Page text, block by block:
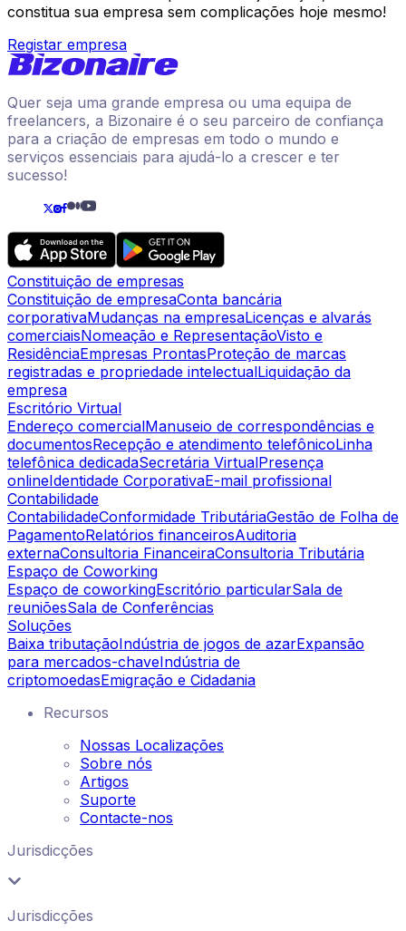
constitua sua empresa sem complicações hoje mesmo!
Registar empresa
Quer seja uma grande empresa ou uma equipa de
freelancers, a Bizonaire é o seu parceiro de confiança
para a criação de empresas em todo o mundo e
serviços essenciais para ajudá-lo a crescer e ter
sucesso!
Constituição de empresas
Constituição de empresaConta bancária
corporativaMudanças na empresaLicenças e alvarás
comerciaisNomeação e RepresentaçãoVisto e
ResidênciaEmpresas ProntasProteção de marcas
registradas e propriedade intelectualLiquidação da
empresa
Escritório Virtual
Endereço comercialManuseio de correspondências e
documentosRecepção e atendimento telefônicoLinha
telefônica dedicadaSecretária VirtualPresença
onlineIdentidade CorporativaE-mail profissional
Contabilidade
ContabilidadeConformidade TributáriaGestão de Folha de
PagamentoRelatórios financeirosAuditoria
externaConsultoria FinanceiraConsultoria Tributária
Espaço de Coworking
Espaço de coworkingEscritório particularSala de
reuniõesSala de Conferências
Soluções
Baixa tributaçãoIndústria de jogos de azarExpansão
para mercados-chaveIndústria de
criptomoedasEmigração e Cidadania
Recursos
Nossas Localizações
Sobre nós
Artigos
Suporte
Contacte-nos
Jurisdicções
Jurisdicções